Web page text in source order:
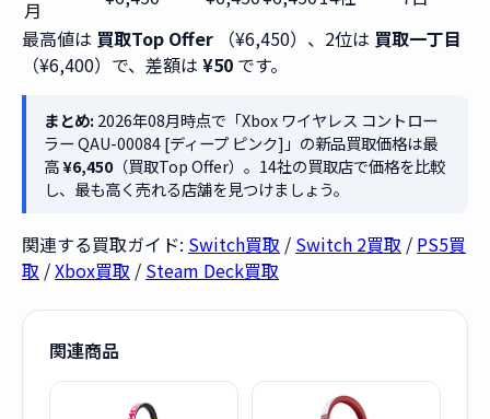
月
最高値は 買取Top Offer （¥6,450）、2位は 買取一丁目
（¥6,400）で、差額は ¥50 です。
まとめ:2026年08月時点で「Xbox ワイヤレス コントロー
ラー QAU-00084 [ディープ ピンク]」の新品買取価格は最
高¥6,450（買取Top Offer）。14社の買取店で価格を比較
し、最も高く売れる店舗を見つけましょう。
関連する買取ガイド: Switch買取 / Switch 2買取 / PS5買
取 /Xbox買取 / Steam Deck買取
関連商品